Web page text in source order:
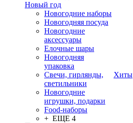
Новый год
Новогодние наборы
Новогодняя посуда
Новогодние
аксессуары
Елочные шары
Новогодняя
упаковка
Свечи, гирлянды,
светильники
Новогодние
игрушки, подарки
Food-наборы
+ ЕЩЕ 4
Хиты